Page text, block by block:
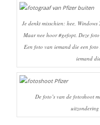
Je denkt misschien: hee,
Maar nee hoor #gefopt. Deze
Een foto van iemand die een
iemand
De foto’s van de fotoshoot
uitzondering